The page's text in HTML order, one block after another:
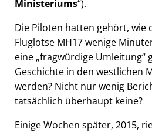
Ministeriums ).
Die Piloten hatten gehört, wie
Fluglotse MH17 wenige
eine fragwürdige Umleitung
Geschichte in den westlichen
werden? Nicht nur wenig
tatsächlich überhaupt keine?
Einige Wochen später, 2015,